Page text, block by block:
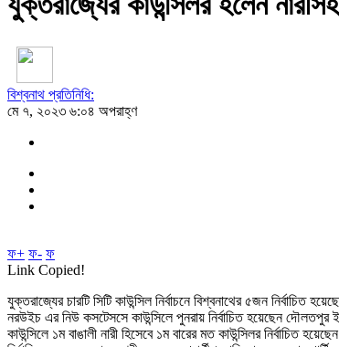
বিশ্বনাথ প্রতিনিধি:
মে ৭, ২০২৩ ৬:০৪ অপরাহ্ণ
ফ+ ফ- ফ
Link Copied!
যুক্তরাজ্যের চারটি সিটি কাউন্সিল নির্বাচনে বিশ্বনাথের ৫জন নির্বাচিত
নরউইচ এর নিউ কসটেসসে কাউন্সিলে পুনরায় নির্বাচিত হয়েছেন দৌলতপুর
কাউন্সিলে ১ম বাঙালী নারী হিসেবে ১ম বারের মত কাউন্সিলর নির্বাচিত